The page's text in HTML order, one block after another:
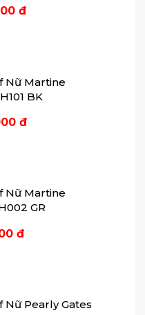
năng cao tới từ
đ
Nữ Martine
BK
đ
Nữ Martine
GR
đ
Nữ Pearly Gates